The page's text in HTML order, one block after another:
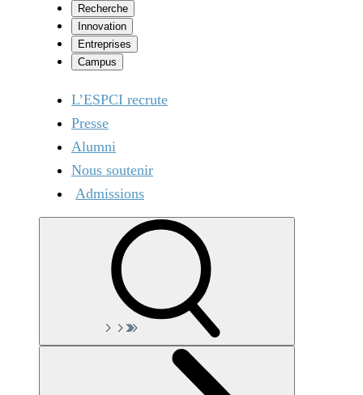
Recherche
Innovation
Entreprises
Campus
L’ESPCI recrute
Presse
Alumni
Nous soutenir
Admissions